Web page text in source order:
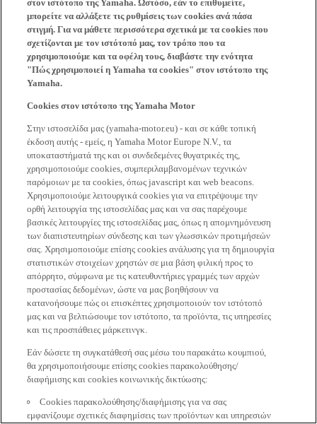
στον ιστότοπο της Yamaha. Ωστόσο, εάν το επιθυμείτε,
μπορείτε να αλλάξετε τις ρυθμίσεις των cookies ανά πάσα
στιγμή. Για να μάθετε περισσότερα σχετικά με τα cookies που
σχετίζονται με τον ιστότοπό μας, τον τρόπο που τα
χρησιμοποιούμε και τα οφέλη τους, διαβάστε την ενότητα
"Πώς χρησιμοποιεί η Yamaha τα cookies" στον ιστότοπο της
Yamaha.
Cookies στον ιστότοπο της Yamaha Motor
Στην ιστοσελίδα μας (yamaha-motor.eu) - και σε κάθε τοπική
έκδοση αυτής - εμείς, η Yamaha Motor Europe N.V., τα
υποκαταστήματά της και οι συνδεδεμένες θυγατρικές της,
χρησιμοποιούμε cookies, συμπεριλαμβανομένων τεχνικών
παρόμοιων με τα cookies, όπως javascript και web beacons.
Χρησιμοποιούμε λειτουργικά cookies για να επιτρέψουμε την
ορθή λειτουργία της ιστοσελίδας μας και να σας παρέχουμε
βασικές λειτουργίες της ιστοσελίδας μας, όπως η απομνημόνευση
των διαπιστευτηρίων σύνδεσης και των γλωσσικών προτιμήσεών
σας. Χρησιμοποιούμε επίσης cookies ανάλυσης για τη δημιουργία
στατιστικών στοιχείων χρηστών σε μια βάση φιλική προς το
απόρρητο, σύμφωνα με τις κατευθυντήριες γραμμές των αρχών
προστασίας δεδομένων, ώστε να μας βοηθήσουν να
κατανοήσουμε πώς οι επισκέπτες χρησιμοποιούν τον ιστότοπό
μας και να βελτιώσουμε τον ιστότοπο, τα προϊόντα, τις υπηρεσίες
και τις προσπάθειες μάρκετινγκ.
Εάν δώσετε τη συγκατάθεσή σας μέσω του παρακάτω κουμπιού,
θα χρησιμοποιήσουμε επίσης cookies παρακολούθησης/
διαφήμισης και cookies κοινωνικής δικτύωσης:
Cookies παρακολούθησης/διαφήμισης για να σας
εμφανίζουμε σχετικές διαφημίσεις των προϊόντων και υπηρεσιών